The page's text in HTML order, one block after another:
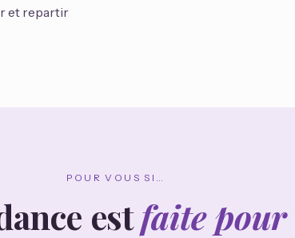
et repartir
POUR VOUS SI…
estfaite pour